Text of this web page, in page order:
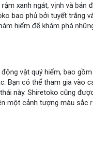
xanh ngát, vịnh và bán
bao phủ bởi tuyết trắng
hiểm để khám phá
vật quý hiếm, bao gồm
Bạn có thể tham gia vào
này. Shiretoko cũng
một cảnh tượng màu sắc